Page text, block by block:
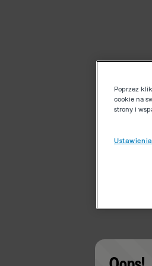
Poprzez
cookie na
strony i